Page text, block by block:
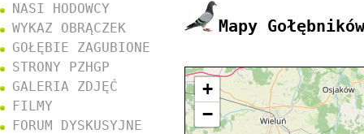
Mapy Gołębników
+
−
NASI HODOWCY
WYKAZ OBRĄCZEK
GOŁĘBIE ZAGUBIONE
STRONY PZHGP
GALERIA ZDJĘĆ
FILMY
FORUM DYSKUSYJNE